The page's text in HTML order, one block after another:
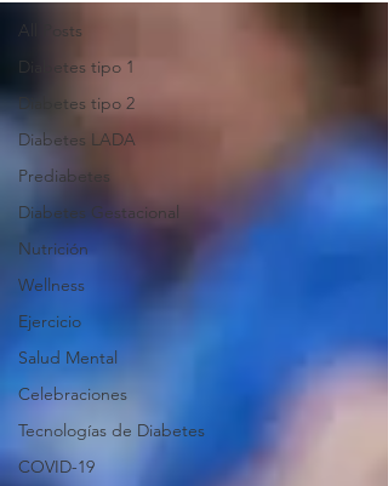
All Posts
Diabetes tipo 1
Diabetes tipo 2
Diabetes LADA
Prediabetes
Diabetes Gestacional
Nutrición
Wellness
Ejercicio
Salud Mental
Celebraciones
Tecnologías de Diabetes
COVID-19